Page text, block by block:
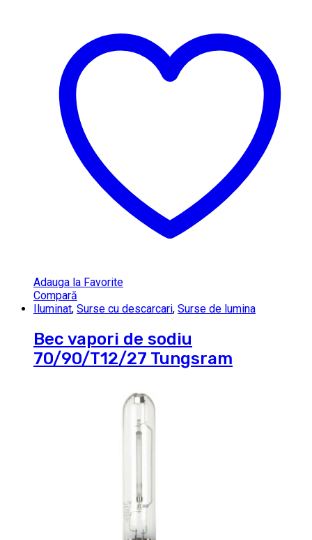
Adauga la Favorite
Compară
Iluminat, Surse cu descarcari, Surse de lumina
Bec vapori de sodiu
70/90/T12/27 Tungsram